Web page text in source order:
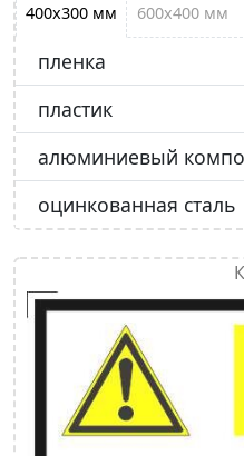
400х300 мм 600х400 мм
пленка
пластик
алюминиевый
оцинкованная сталь